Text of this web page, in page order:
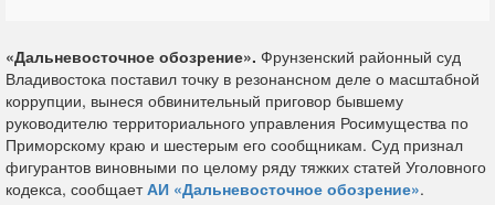
«Дальневосточное обозрение». Фрунзенский районный суд
Владивостока поставил точку в резонансном деле о масштабной
коррупции, вынеся обвинительный приговор бывшему
руководителю территориального управления Росимущества по
Приморскому краю и шестерым его сообщникам. Суд признал
фигурантов виновными по целому ряду тяжких статей Уголовного
кодекса, сообщаетАИ «Дальневосточное обозрение».